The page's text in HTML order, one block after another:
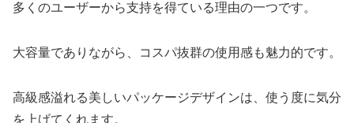
多くのユーザーから支持を得ている理由の一つです。
大容量でありながら、コスパ抜群の使用感も魅力的です。
高級感溢れる美しいパッケージデザインは、使う度に気分
を上げてくれます。